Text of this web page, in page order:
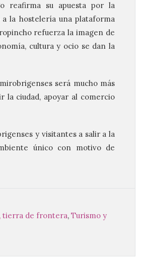
reafirma su apuesta por la
la hostelería una plataforma
refuerza la imagen de
cultura y ocio se dan la
será mucho más
la ciudad, apoyar al comercio
y visitantes a salir a la
único con motivo de
tierra de frontera, Turismo y